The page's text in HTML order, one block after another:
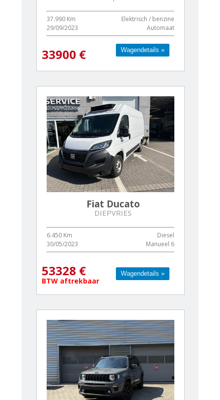
Wagendetails »
37.990 Km
Elektrisch / benzine
29/09/2023
Automaat
33900 € Wagendetails »
Wagendetails »
Fiat Ducato
DIEPVRIES
6.450 Km
Diesel
30/05/2023
Manueel 6
53328 €
BTW aftrekbaar
Wagendetails »